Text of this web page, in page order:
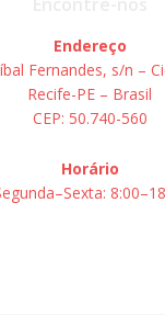
Endereço
Fernandes, s/n –
Recife-PE – Brasil
CEP: 50.740-560
Horário